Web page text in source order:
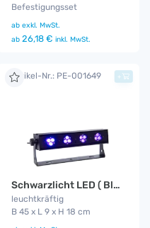
Befestigungsset
ab exkl. MwSt.
ab 26,18 € inkl. MwSt.
Artikel-Nr.: PE-001649
Schwarzlicht LED ( Blacklight - UV )
leuchtkräftig
B 45 x L 9 x H 18 cm
+